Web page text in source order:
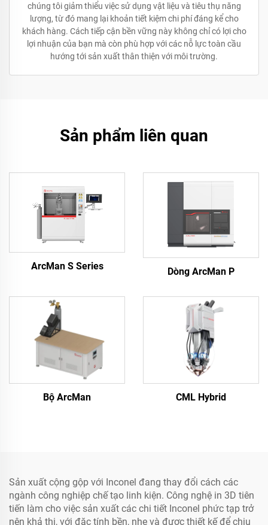
chúng tôi giảm thiểu việc sử dụng vật liệu và tiêu thụ năng
lượng, từ đó mang lại khoản tiết kiệm chi phí đáng kể cho
khách hàng. Cách tiếp cận bền vững này không chỉ có lợi cho
lợi nhuận của bạn mà còn phù hợp với các nỗ lực toàn cầu
hướng tới sản xuất thân thiện với môi trường.
Sản phẩm liên quan
ArcMan S Series Dòng ArcMan P
Bộ ArcMan CML Hybrid
Sản xuất cộng gộp với Inconel đang thay đổi cách các
ngành công nghiệp chế tạo linh kiện. Công nghệ in 3D tiên
tiến làm cho việc sản xuất các chi tiết Inconel phức tạp trở
nên khả thi, với đặc tính bền, nhẹ và được thiết kế để chịu